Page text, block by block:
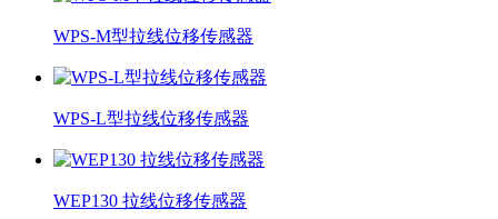
WPS-M型拉线位移传感器
WPS-L型拉线位移传感器
WEP130 拉线位移传感器